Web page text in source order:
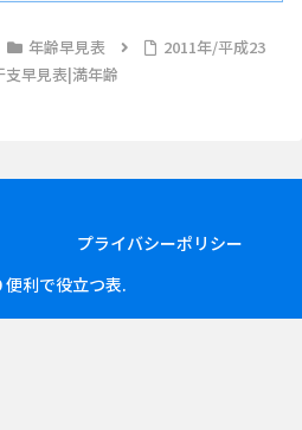
年齢早見表
2011年/平成23
早見表|満年齢
プライバシーポリシー
利で役立つ表.